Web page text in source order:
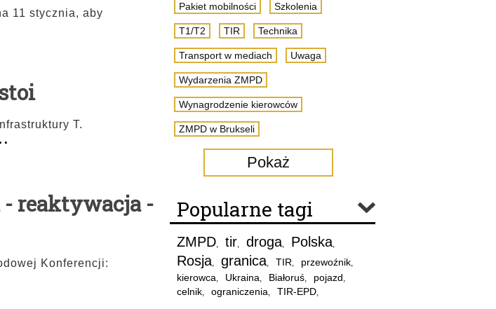
11 stycznia, aby
T.
- reaktywacja -
Konferencji:
Pakiet mobilności Szkolenia
T1/T2 TIR Technika
Transport w mediach Uwaga
Wydarzenia ZMPD
Wynagrodzenie kierowców
ZMPD w Brukseli
Pokaż
Popularne tagi
ZMPD, tir, droga, Polska,
Rosja, granica, TIR, przewoźnik,
kierowca, Ukraina, Białoruś, pojazd,
celnik, ograniczenia, TIR-EPD,